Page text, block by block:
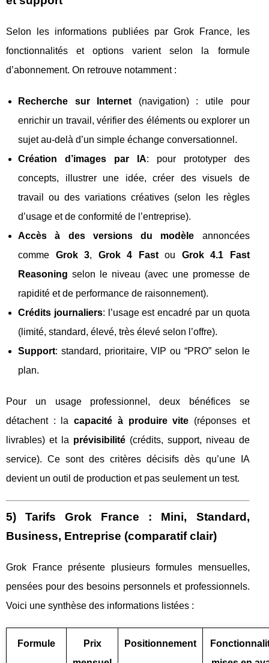
Selon les informations publiées par Grok France, les
fonctionnalités et options varient selon la formule
d’abonnement. On retrouve notamment :
Recherche sur Internet (navigation) : utile pour
enrichir un travail, vérifier des éléments ou explorer un
sujet au-delà d’un simple échange conversationnel.
Création d’images par IA: pour prototyper des
concepts, illustrer une idée, créer des visuels de
travail ou des variations créatives (selon les règles
d’usage et de conformité de l’entreprise).
Accès à des versions du modèle annoncées
comme Grok 3, Grok 4 Fastou Grok 4.1 Fast
Reasoning selon le niveau (avec une promesse de
rapidité et de performance de raisonnement).
Crédits journaliers: l’usage est encadré par un quota
(limité, standard, élevé, très élevé selon l’offre).
Support: standard, prioritaire, VIP ou “PRO” selon le
plan.
Pour un usage professionnel, deux bénéfices se
détachent : lacapacité à produire vite (réponses et
livrables) et la prévisibilité(crédits, support, niveau de
service). Ce sont des critères décisifs dès qu’une IA
devient un outil de production et pas seulement un test.
5) Tarifs Grok France : Mini, Standard,
Business, Entreprise (comparatif clair)
Grok France présente plusieurs formules mensuelles,
pensées pour des besoins personnels et professionnels.
Voici une synthèse des informations listées :
Formule
Prix
Positionnement